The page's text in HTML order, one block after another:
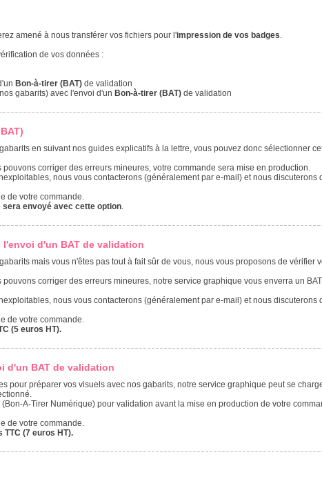
amené à nous transférer vos fichiers pour l'impression de vos badges.
de vos données :
Bon-à-tirer (BAT) de validation
gabarits) avec l'envoi d'un Bon-à-tirer (BAT) de validation
en suivant nos guides explicatifs à la lettre, vous pouvez donc sélectionner
corriger des erreurs mineures, votre commande sera mise en production.
nous vous contacterons (généralement par e-mail) et nous discuterons
de votre commande.
sera envoyé avec cette option.
d'un BAT de validation
mais vous n'êtes pas tout à fait sûr de vous, nous vous proposons de
corriger des erreurs mineures, notre service graphique vous enverra un
nous vous contacterons (généralement par e-mail) et nous discuterons
de votre commande.
(5 euros HT).
d'un BAT de validation
pour préparer vos visuels avec nos gabarits, notre service graphique peut se
A-Tirer Numérique) pour validation avant la mise en production de votre
de votre commande.
(7 euros HT).